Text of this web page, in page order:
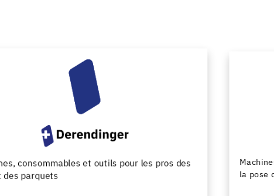
Machines et outils pour la preparation du support et
la pose des revêtements de sol